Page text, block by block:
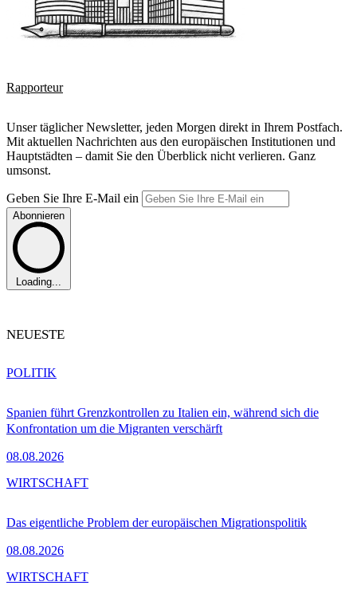
Rapporteur
Unser täglicher Newsletter, jeden Morgen direkt in Ihrem Postfach.
Mit aktuellen Nachrichten aus den europäischen Institutionen und
Hauptstädten – damit Sie den Überblick nicht verlieren. Ganz
umsonst.
Geben Sie Ihre E-Mail ein
Abonnieren
Loading...
NEUESTE
Spanien führt Grenzkontrollen zu Italien ein, während sich die
Konfrontation um die Migranten verschärft
08.08.2026
POLITIK
Das eigentliche Problem der europäischen Migrationspolitik
08.08.2026
WIRTSCHAFT
WIRTSCHAFT